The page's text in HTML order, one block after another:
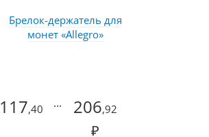
Брелок-держатель для
монет «Allegro»
117,40 ... 206,92
₽